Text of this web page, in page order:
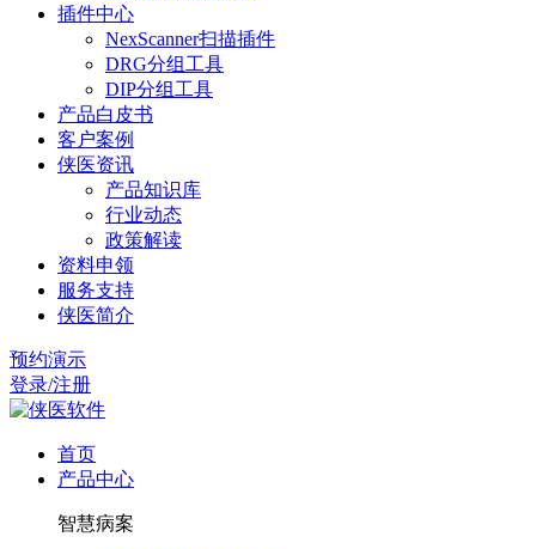
插件中心
NexScanner扫描插件
DRG分组工具
DIP分组工具
产品白皮书
客户案例
侠医资讯
产品知识库
行业动态
政策解读
资料申领
服务支持
侠医简介
预约演示
登录/注册
首页
产品中心
智慧病案